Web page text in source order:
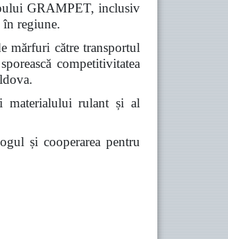
GRAMPET, inclusiv
regiune.
mărfuri către transportul
competitivitatea
materialului rulant și al
și cooperarea pentru